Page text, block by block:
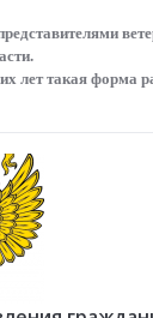
лет такая форма